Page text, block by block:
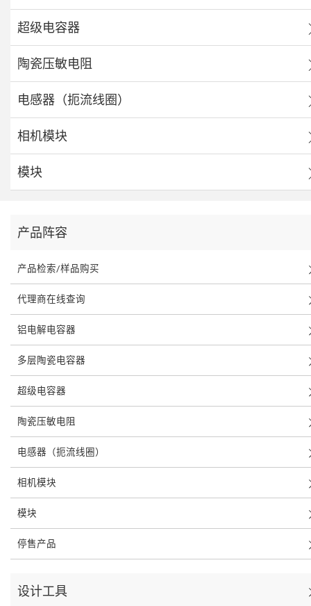
超级电容器
陶瓷压敏电阻
电感器（扼流线圈）
相机模块
模块
产品阵容
产品检索/样品购买
代理商在线查询
铝电解电容器
多层陶瓷电容器
超级电容器
陶瓷压敏电阻
电感器（扼流线圈）
相机模块
模块
停售产品
设计工具